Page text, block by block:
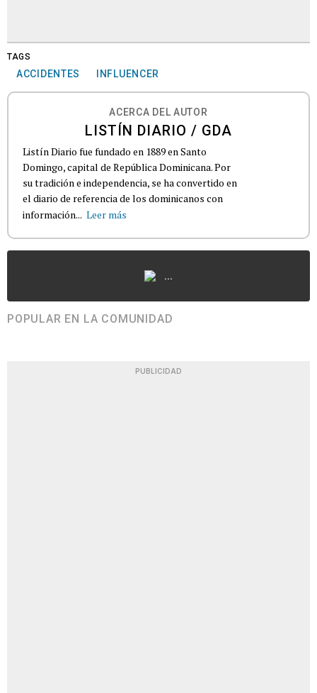
TAGS
ACCIDENTES INFLUENCER
ACERCA DEL AUTOR
LISTÍN DIARIO / GDA
Listín Diario fue fundado en 1889 en Santo
Domingo, capital de República Dominicana. Por
su tradición e independencia, se ha convertido en
el diario de referencia de los dominicanos con
información... Leer más
...
POPULAR EN LA COMUNIDAD
PUBLICIDAD